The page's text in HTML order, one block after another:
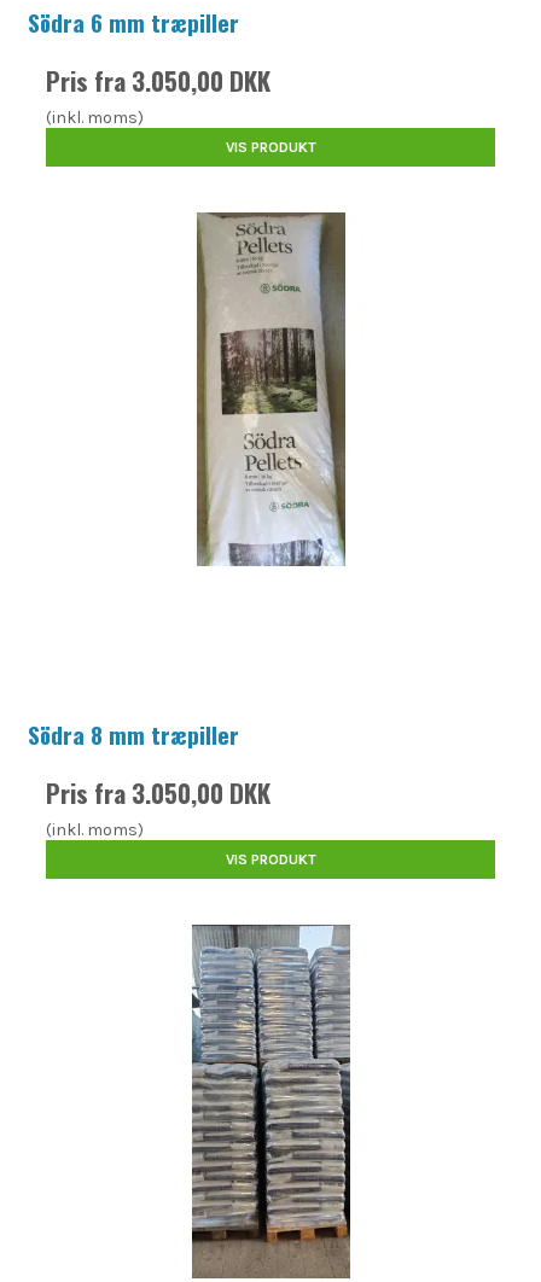
Södra 6 mm træpiller
Pris fra3.050,00 DKK
(inkl. moms)
VIS PRODUKT
Södra 8 mm træpiller
Pris fra3.050,00 DKK
(inkl. moms)
VIS PRODUKT